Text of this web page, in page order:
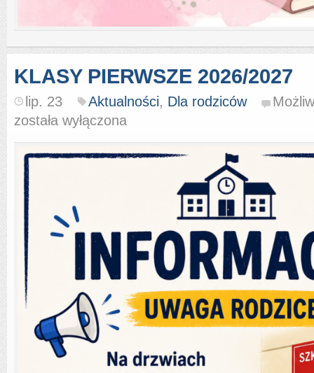
KLASY PIERWSZE 2026/2027
lip. 23 Aktualności, Dla rodziców
została wyłączona